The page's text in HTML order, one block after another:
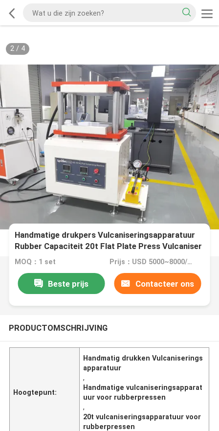
2/ 4
Handmatige drukpers Vulcaniseringsapparatuur
Rubber Capaciteit 20t Flat Plate Press Vulcaniser
Plate
MOQ：1 set Prijs：USD 5000~8000/per set
Beste prijs Contacteer ons
PRODUCTOMSCHRIJVING
Hoogtepunt:
Handmatig drukken Vulcaniserings
apparatuur
,
Handmatige vulcaniseringsapparat
uur voor rubberpressen
,
20t vulcaniseringsapparatuur voor
rubberpressen